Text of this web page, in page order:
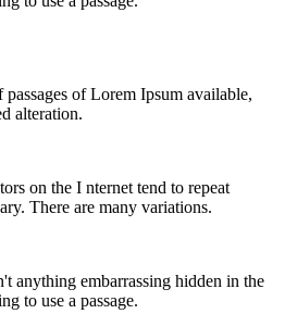
of Lorem Ipsum available,
alteration.
on the I nternet tend to repeat
There are many variations.
anything embarrassing hidden in the
to use a passage.